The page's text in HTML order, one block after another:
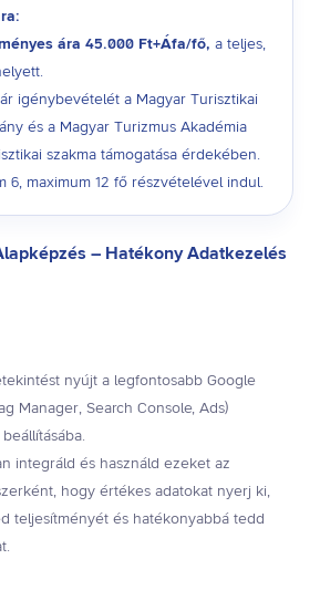
ára 45.000 Ft+Áfa/fő, a teljes,
igénybevételét a Magyar Turisztikai
és a Magyar Turizmus Akadémia
szakma támogatása érdekében.
6, maximum 12 fő részvételével indul.
– Hatékony Adatkezelés
nyújt a legfontosabb Google
Manager, Search Console, Ads)
integráld és használd ezeket az
hogy értékes adatokat nyerj ki,
teljesítményét és hatékonyabbá tedd